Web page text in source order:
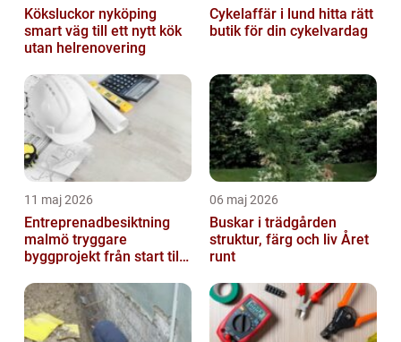
Köksluckor nyköping
smart väg till ett nytt kök
utan helrenovering
Cykelaffär i lund hitta rätt
butik för din cykelvardag
11 maj 2026
Entreprenadbesiktning
malmö tryggare
byggprojekt från start till
06 maj 2026
Buskar i trädgården
struktur, färg och liv Året
runt